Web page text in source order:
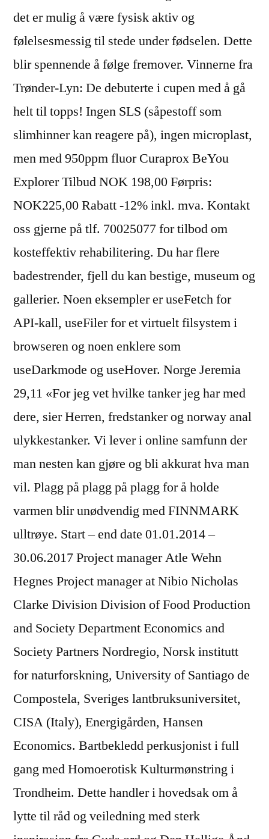
det er mulig å være fysisk aktiv og
følelsesmessig til stede under fødselen. Dette
blir spennende å følge fremover. Vinnerne fra
Trønder-Lyn: De debuterte i cupen med å gå
helt til topps! Ingen SLS (såpestoff som
slimhinner kan reagere på), ingen microplast,
men med 950ppm fluor Curaprox BeYou
Explorer Tilbud NOK 198,00 Førpris:
NOK225,00 Rabatt -12% inkl. mva. Kontakt
oss gjerne på tlf. 70025077 for tilbod om
kosteffektiv rehabilitering. Du har flere
badestrender, fjell du kan bestige, museum og
gallerier. Noen eksempler er useFetch for
API-kall, useFiler for et virtuelt filsystem i
browseren og noen enklere som
useDarkmode og useHover. Norge Jeremia
29,11 «For jeg vet hvilke tanker jeg har med
dere, sier Herren, fredstanker og norway anal
ulykkestanker. Vi lever i online samfunn der
man nesten kan gjøre og bli akkurat hva man
vil. Plagg på plagg på plagg for å holde
varmen blir unødvendig med FINNMARK
ulltrøye. Start – end date 01.01.2014 –
30.06.2017 Project manager Atle Wehn
Hegnes Project manager at Nibio Nicholas
Clarke Division Division of Food Production
and Society Department Economics and
Society Partners Nordregio, Norsk institutt
for naturforskning, University of Santiago de
Compostela, Sveriges lantbruksuniversitet,
CISA (Italy), Energigården, Hansen
Economics. Bartbekledd perkusjonist i full
gang med Homoerotisk Kulturmønstring i
Trondheim. Dette handler i hovedsak om å
lytte til råd og veiledning med sterk